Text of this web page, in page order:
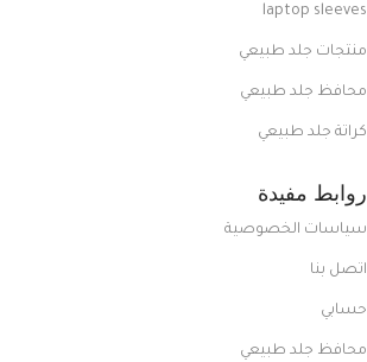
laptop sleeves
منتجات جلد طبيعي
محافظ جلد طبيعي
كراتة جلد طبيعي
روابط مفيدة
سياسات الخصوصية
اتصل بنا
حسابي
محافظ جلد طبيعي